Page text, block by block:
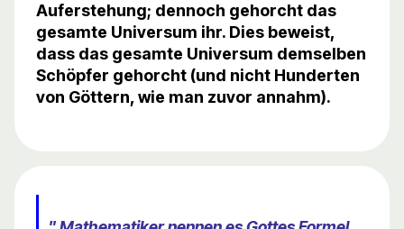
Auferstehung; dennoch gehorcht das
gesamte Universum ihr. Dies beweist,
dass das gesamte Universum demselben
Schöpfer gehorcht (und nicht Hunderten
von Göttern, wie man zuvor annahm).